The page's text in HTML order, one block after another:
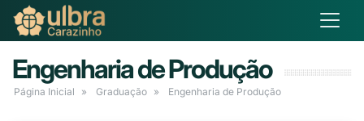
Engenharia de Produção
Página Inicial Graduação Engenharia de Produção